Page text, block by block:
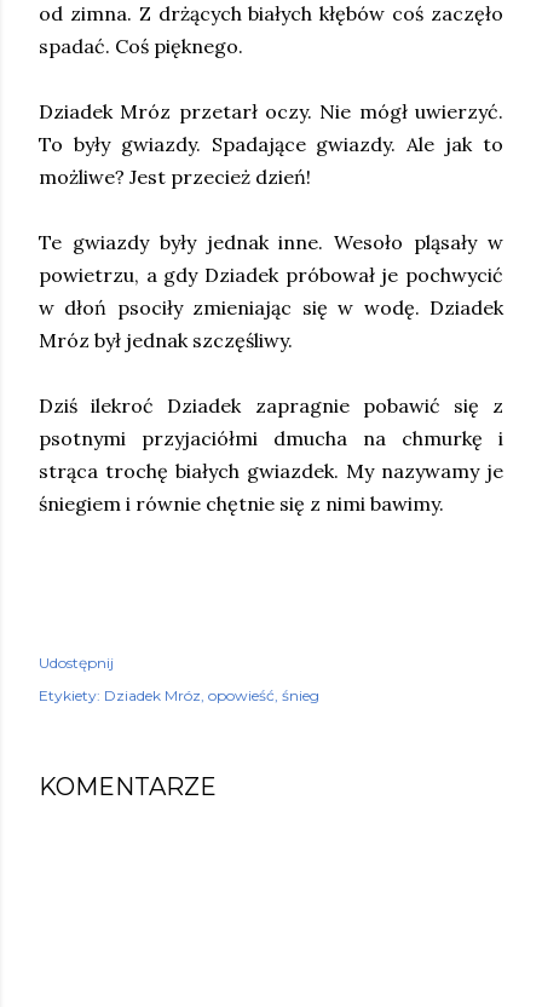
od zimna. Z drżących białych kłębów coś zaczęło
spadać. Coś pięknego.
Dziadek Mróz przetarł oczy. Nie mógł uwierzyć.
To były gwiazdy. Spadające gwiazdy. Ale jak to
możliwe? Jest przecież dzień!
Te gwiazdy były jednak inne. Wesoło pląsały w
powietrzu, a gdy Dziadek próbował je pochwycić
w dłoń psociły zmieniając się w wodę. Dziadek
Mróz był jednak szczęśliwy.
Dziś ilekroć Dziadek zapragnie pobawić się z
psotnymi przyjaciółmi dmucha na chmurkę i
strąca trochę białych gwiazdek. My nazywamy je
śniegiem i równie chętnie się z nimi bawimy.
Udostępnij
Etykiety: Dziadek Mróz opowieść śnieg
KOMENTARZE